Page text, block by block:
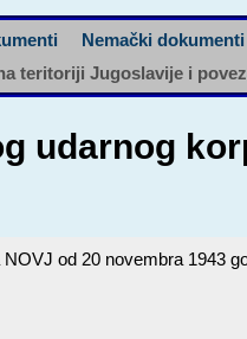
Nemački dokumenti
teritoriji Jugoslavije i
udarnog
od 20 novembra 1943